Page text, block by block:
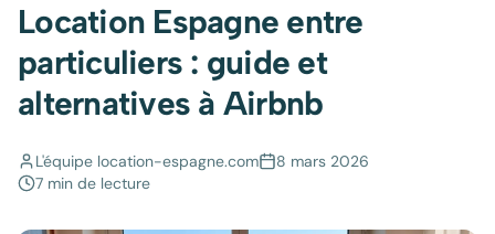
Location Espagne entre
particuliers : guide et
alternatives à Airbnb
L'équipe location-espagne.com
8 mars 2026
7 min de lecture